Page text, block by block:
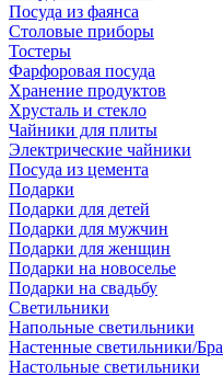
Посуда из фаянса
Столовые приборы
Тостеры
Фарфоровая посуда
Хранение продуктов
Хрусталь и стекло
Чайники для плиты
Электрические чайники
Посуда из цемента
Подарки
Подарки для детей
Подарки для мужчин
Подарки для женщин
Подарки на новоселье
Подарки на свадьбу
Светильники
Напольные светильники
Настенные светильники/Бра
Настольные светильники